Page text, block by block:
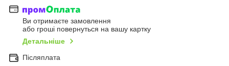
Ви отримаєте замовлення
або гроші повернуться на вашу картку
Детальніше
Післяплата